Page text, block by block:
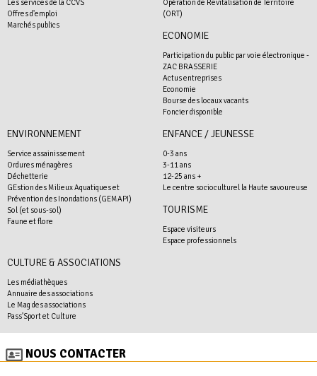
Offres d'emploi
Marchés publics
(ORT)
ECONOMIE
Participation du public par voie électronique -
ZAC BRASSERIE
Actus entreprises
Economie
Bourse des locaux vacants
Foncier disponible
ENVIRONNEMENT
Service assainissement
Ordures ménagères
Déchetterie
GEstion des Milieux Aquatiques et
Prévention des Inondations (GEMAPI)
Sol (et sous-sol)
Faune et flore
ENFANCE / JEUNESSE
0-3 ans
3-11 ans
12-25 ans +
Le centre socioculturel la Haute savoureuse
TOURISME
Espace visiteurs
Espace professionnels
CULTURE & ASSOCIATIONS
Les médiathèques
Annuaire des associations
Le Mag des associations
Pass'Sport et Culture
NOUS CONTACTER